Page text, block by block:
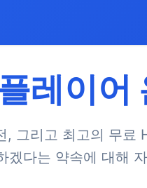
레이어
, 그리고 최고의 무료
겠다는 약속에 대해